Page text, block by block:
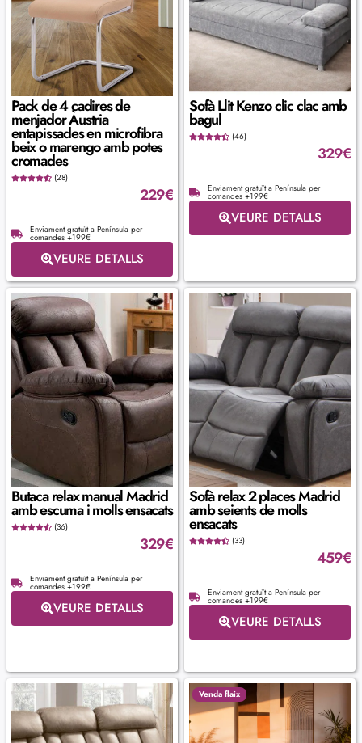
Pack de 4 cadires de
menjador Àustria
entapissades en microfibra
beix o marengo amb potes
cromades
(28)
229€
Enviament gratuït a Península per
comandes +199€
VEURE DETALLS
Sofà Llit Kenzo clic clac amb
bagul
(46)
329€
Enviament gratuït a Península per
comandes +199€
VEURE DETALLS
Butaca relax manual Madrid
amb escuma i molls ensacats
(36)
329€
Enviament gratuït a Península per
comandes +199€
VEURE DETALLS
Sofà relax 2 places Madrid
amb seients de molls
ensacats
(33)
459€
Enviament gratuït a Península per
comandes +199€
VEURE DETALLS
Venda flaix